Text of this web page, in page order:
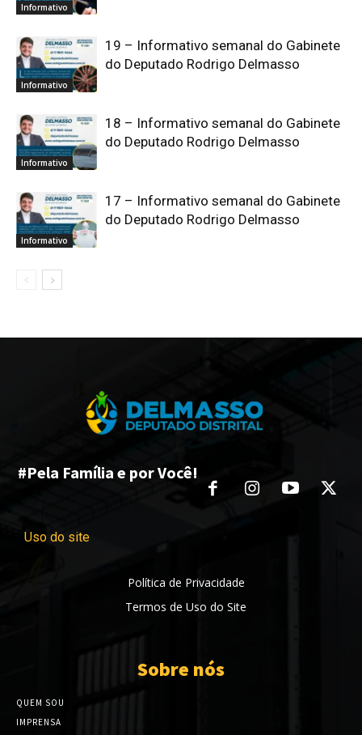
Informativo
Informativo
19 – Informativo semanal do Gabinete
do Deputado Rodrigo Delmasso
Informativo
18 – Informativo semanal do Gabinete
do Deputado Rodrigo Delmasso
Informativo
17 – Informativo semanal do Gabinete
do Deputado Rodrigo Delmasso
#Pela Família e por Você!
Uso do site
Política de Privacidade
Termos de Uso do Site
Sobre nós
QUEM SOU
IMPRENSA